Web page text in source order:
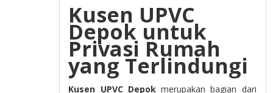
Kusen UPVC
Depok untuk
Privasi Rumah
yang Terlindungi
Kusen UPVC Depokmerupakan bagian dari